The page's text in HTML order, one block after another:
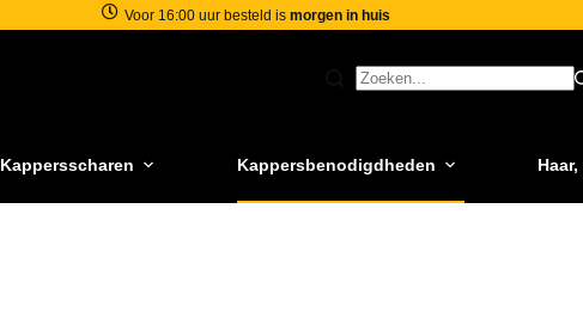
Voor 16:00 uur besteld ismorgen in huis
Kappersscharen Kappersbenodigdheden